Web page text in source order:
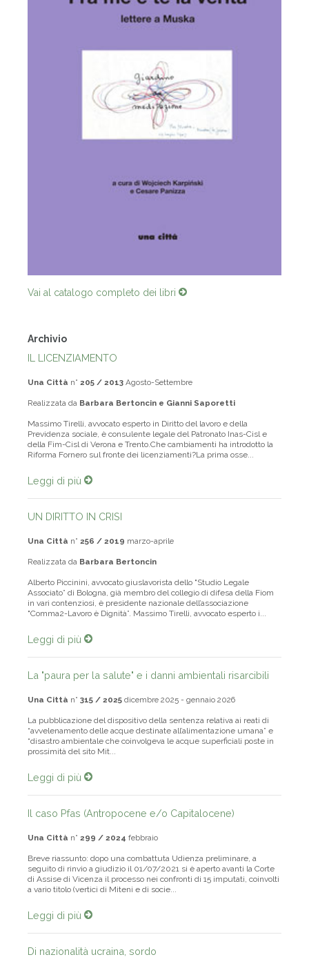
Vai al catalogo completo dei libri
Archivio
IL LICENZIAMENTO
Una Città n° 205 / 2013 Agosto-Settembre
Realizzata da Barbara Bertoncin e Gianni Saporetti
Massimo Tirelli, avvocato esperto in Diritto del lavoro e della
Previdenza sociale, è consulente legale del Patronato Inas-Cisl e
della Fim-Cisl di Verona e Trento.Che cambiamenti ha introdotto la
Riforma Fornero sul fronte dei licenziamenti?La prima osse...
Leggi di più
UN DIRITTO IN CRISI
Una Città n° 256 / 2019 marzo-aprile
Realizzata da Barbara Bertoncin
Alberto Piccinini, avvocato giuslavorista dello "Studio Legale
Associato” di Bologna, già membro del collegio di difesa della Fiom
in vari contenziosi, è presidente nazionale dell’associazione
"Comma2-Lavoro è Dignità”. Massimo Tirelli, avvocato esperto i...
Leggi di più
La "paura per la salute" e i danni ambientali risarcibili
Una Città n° 315 / 2025 dicembre 2025 - gennaio 2026
La pubblicazione del dispositivo della sentenza relativa ai reati di
“avvelenamento delle acque destinate all’alimentazione umana” e
“disastro ambientale che coinvolgeva le acque superficiali poste in
prossimità del sito Mit...
Leggi di più
Il caso Pfas (Antropocene e/o Capitalocene)
Una Città n° 299 / 2024 febbraio
Breve riassunto: dopo una combattuta Udienza preliminare, a
seguito di rinvio a giudizio il 01/07/2021 si è aperto avanti la Corte
di Assise di Vicenza il processo nei confronti di 15 imputati, coinvolti
a vario titolo (vertici di Miteni e di socie...
Leggi di più
Di nazionalità ucraina, sordo